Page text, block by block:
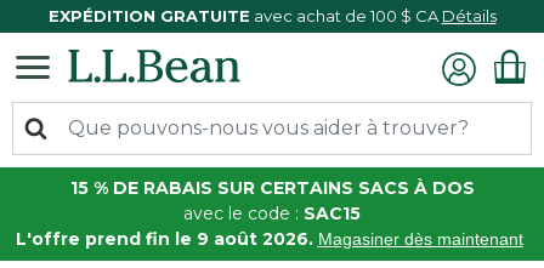
EXPÉDITION GRATUITE avec achat de 100 $ CA Détails
15 % DE RABAIS SUR CERTAINS SACS À DOS
avec le code : SAC15
L'offre prend fin le 9 août 2026. Magasiner dès maintenant